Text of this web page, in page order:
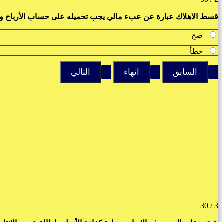
قسط الاهلاك عبارة عن عبء مالي يجب تحميله على حساب الأرباح
صح
خطأ
3 / 30